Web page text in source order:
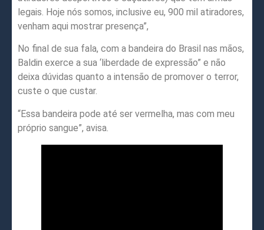
legais. Hoje nós somos, inclusive eu, 900 mil atiradores,
venham aqui mostrar presença”,
No final de sua fala, com a bandeira do Brasil nas mãos,
Baldin exerce a sua ‘liberdade de expressão” e não
deixa dúvidas quanto a intensão de promover o terror,
custe o que custar.
“Essa bandeira pode até ser vermelha, mas com meu
próprio sangue”, avisa.